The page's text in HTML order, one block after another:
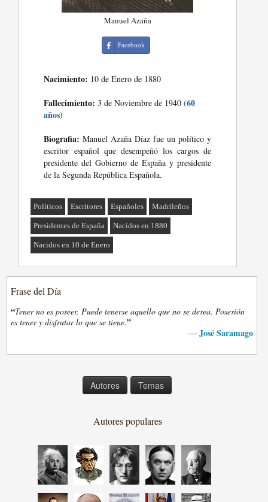
Manuel Azaña
Facebook
Nacimiento: 10 de Enero de 1880
Fallecimiento: 3 de Noviembre de 1940(60
años)
Biografia: Manuel Azaña Díaz fue un político y
escritor español que desempeñó los cargos de
presidente del Gobierno de España y presidente
de la Segunda República Española.
Políticos Escritores Españoles Madrileños
Presidentes de España Nacidos en 1880
Nacidos en 10 de Enero
Frase del Día
“Tener no es poseer. Puede tenerse aquello que no se desea. Posesión
es tener y disfrutar lo que se tiene.”
— José Saramago
Autores Temas
Autores populares